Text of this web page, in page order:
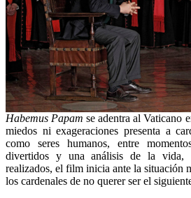
Habemus Papam se adentra al Vaticano
miedos ni exageraciones presenta a
como seres humanos, entre
divertidos y una análisis de la vida,
realizados, el film inicia ante la situación
los cardenales de no querer ser el